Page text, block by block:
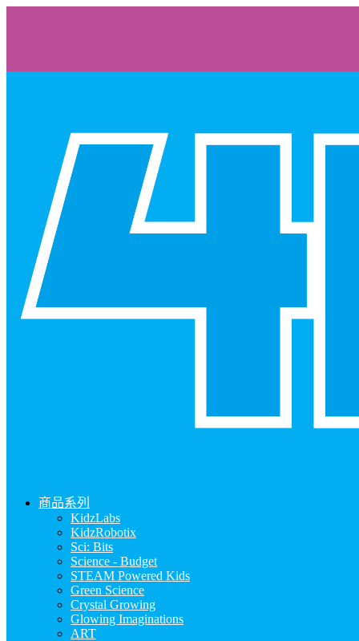
商品系列
KidzLabs
KidzRobotix
Sci: Bits
Science - Budget
STEAM Powered Kids
Green Science
Crystal Growing
Glowing Imaginations
ART